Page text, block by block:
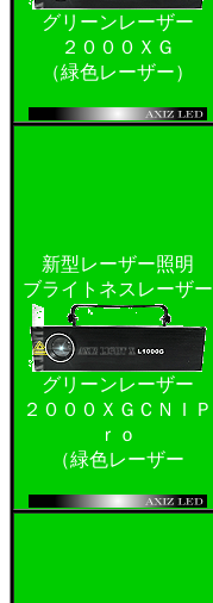
グリーンレーザー
２０００ＸＧ
（緑色レーザー）
新型レーザー照明
ブライトネスレーザー
グリーンレーザー
２０００ＸＧＣＮＩＰ
ｒｏ
（緑色レーザー